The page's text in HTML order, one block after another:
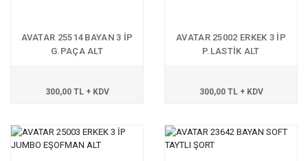
AVATAR 25514 BAYAN 3 İP
G.PAÇA ALT
300,00 TL + KDV
AVATAR 25002 ERKEK 3 İP
P.LASTİK ALT
300,00 TL + KDV